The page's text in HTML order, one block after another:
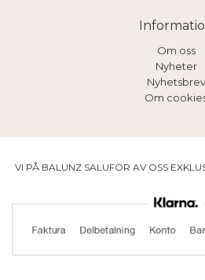
Om oss
Nyheter
Nyhetsbrev
Om
VI PÅ BALUNZ SALUFÖR AV OSS